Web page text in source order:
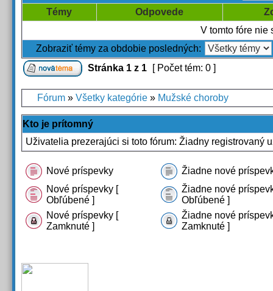
Témy
Odpovede
V tomto fóre nie
Zobraziť témy za obdobie posledných:
Stránka 1 z 1 [ Počet tém: 0 ]
Fórum » Všetky kategórie » Mužské choroby
Kto je prítomný
Uživatelia prezerajúci si toto fórum: Žiadny registrovaný
Nové príspevky
Žiadne nové
Nové príspevky [
Obľúbené ]
Žiadne nové
Obľúbené ]
Nové príspevky [
Zamknuté ]
Žiadne nové
Zamknuté ]